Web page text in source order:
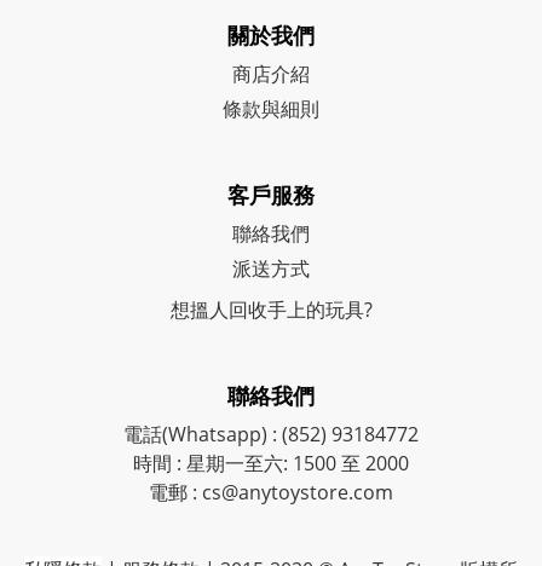
關於我們
商店介紹
條款與細則
客戶服務
聯絡我們
派送方式
想搵人回收手上的玩具?
聯絡我們
電話(Whatsapp) : (852) 93184772
時間 : 星期一至六: 1500 至 2000
電郵 : cs@anytoystore.com